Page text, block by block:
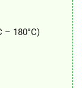
– 180°C)